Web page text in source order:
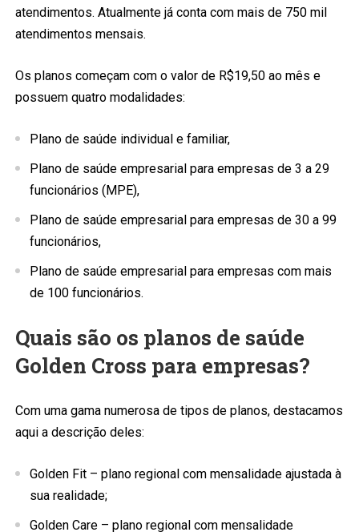
atendimentos. Atualmente já conta com mais de 750 mil
atendimentos mensais.
Os planos começam com o valor de R$19,50 ao mês e
possuem quatro modalidades:
Plano de saúde individual e familiar,
Plano de saúde empresarial para empresas de 3 a 29
funcionários (MPE),
Plano de saúde empresarial para empresas de 30 a 99
funcionários,
Plano de saúde empresarial para empresas com mais
de 100 funcionários.
Quais são os planos de saúde
Golden Cross para empresas?
Com uma gama numerosa de tipos de planos, destacamos
aqui a descrição deles:
Golden Fit – plano regional com mensalidade ajustada à
sua realidade;
Golden Care – plano regional com mensalidade